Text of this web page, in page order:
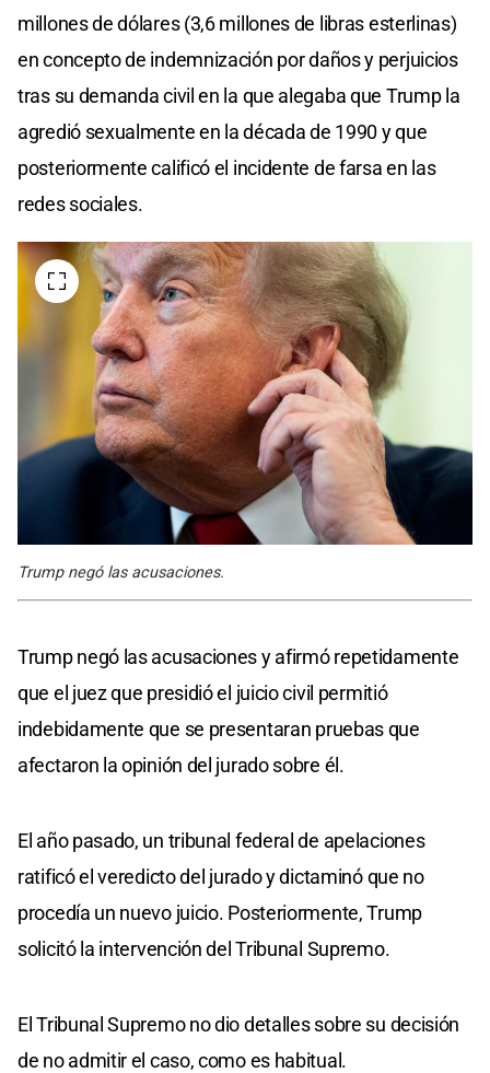
millones de dólares (3,6 millones de libras esterlinas)
en concepto de indemnización por daños y perjuicios
tras su demanda civil en la que alegaba que Trump la
agredió sexualmente en la década de 1990 y que
posteriormente calificó el incidente de farsa en las
redes sociales.
Trump negó las acusaciones.
Trump negó las acusaciones y afirmó repetidamente
que el juez que presidió el juicio civil permitió
indebidamente que se presentaran pruebas que
afectaron la opinión del jurado sobre él.
El año pasado, un tribunal federal de apelaciones
ratificó el veredicto del jurado y dictaminó que no
procedía un nuevo juicio. Posteriormente, Trump
solicitó la intervención del Tribunal Supremo.
El Tribunal Supremo no dio detalles sobre su decisión
de no admitir el caso, como es habitual.